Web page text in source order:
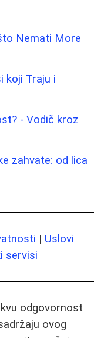
Nemati More
koji Traju i
- Vodič kroz
zahvate: od lica
| Uslovi
servisi
odgovornost
ovog